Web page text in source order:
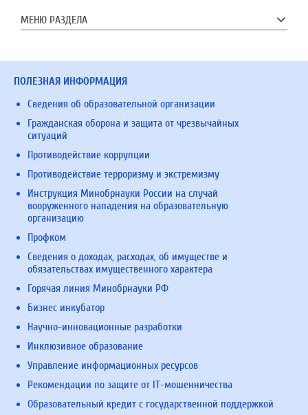
МЕНЮ РАЗДЕЛА
ПОЛЕЗНАЯ ИНФОРМАЦИЯ
Сведения об образовательной организации
Гражданская оборона и защита от чрезвычайных
ситуаций
Противодействие коррупции
Противодействие терроризму и экстремизму
Инструкция Минобрнауки России на случай
вооруженного нападения на образовательную
организацию
Профком
Сведения о доходах, расходах, об имуществе и
обязательствах имущественного характера
Горячая линия Минобрнауки РФ
Бизнес инкубатор
Научно-инновационные разработки
Инклюзивное образование
Управление информационных ресурсов
Рекомендации по защите от IT-мошенничества
Образовательный кредит с государственной поддержкой